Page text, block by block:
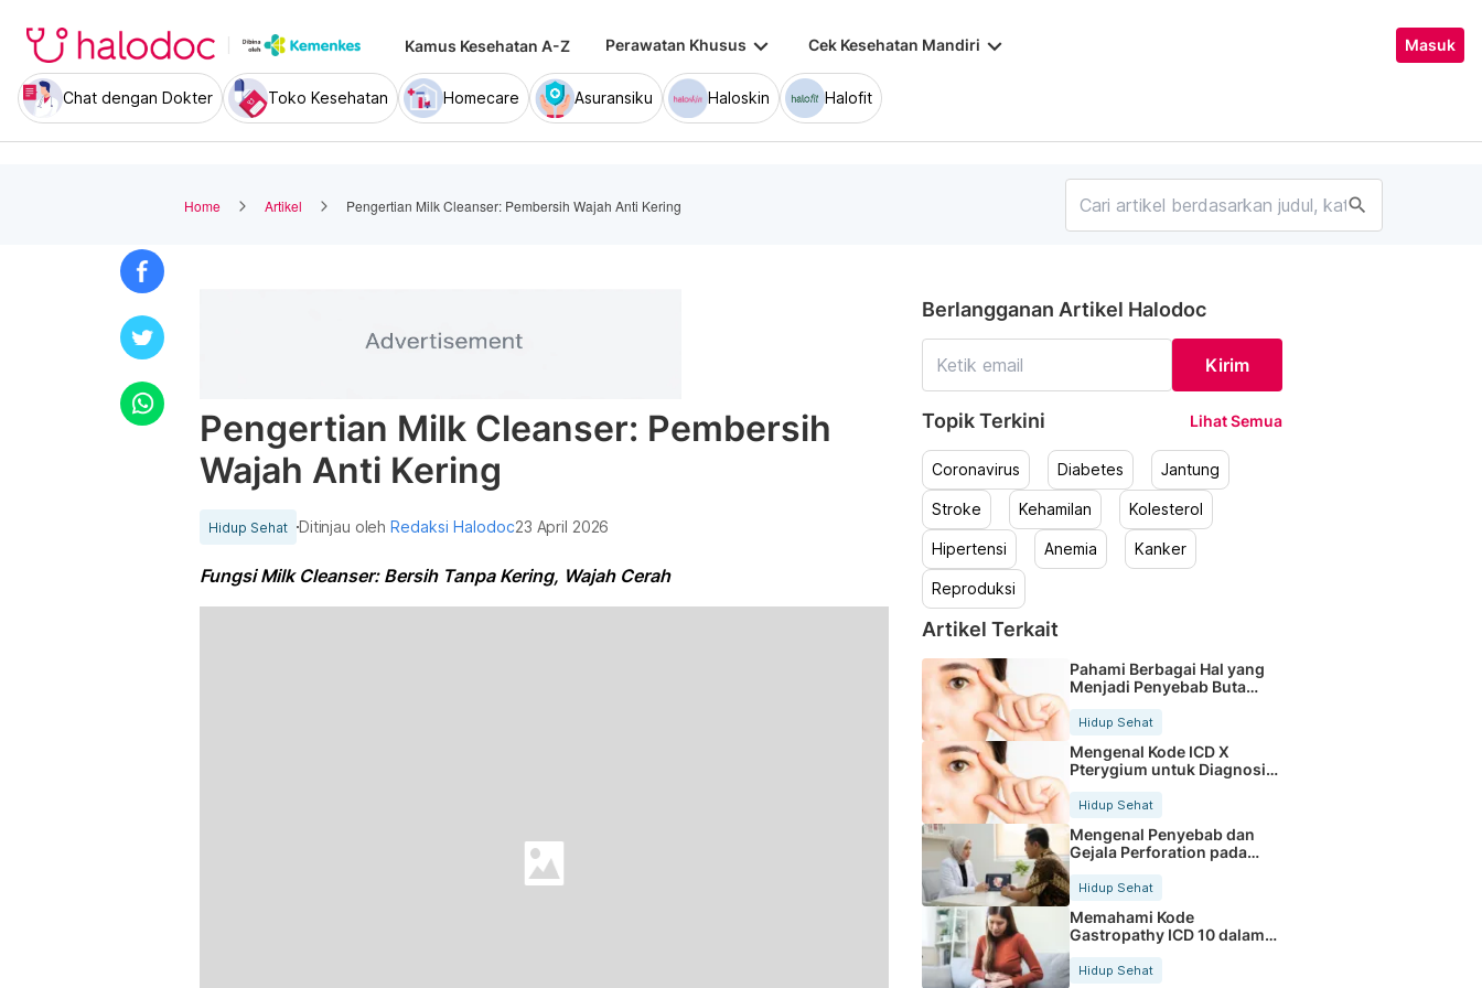
Kamus Kesehatan A-Z Perawatan Khusus keyboard_arrow_down Cek Kesehatan Mandiri keyboard_arrow_down Masuk
Chat dengan Dokter Toko Kesehatan Homecare Asuransiku Haloskin Halofit
Home Artikel Pengertian Milk Cleanser: Pembersih Wajah Anti Kering search
Pengertian Milk Cleanser: Pembersih
Wajah Anti Kering
Hidup Sehat Ditinjau olehRedaksi Halodoc23 April 2026
Fungsi Milk Cleanser: Bersih Tanpa Kering, Wajah Cerah
Berlangganan Artikel Halodoc
Kirim
Topik Terkini Lihat Semua
Coronavirus Diabetes Jantung
Stroke Kehamilan Kolesterol
Hipertensi Anemia Kanker
Reproduksi
Artikel Terkait
Pahami Berbagai Hal yang
Menjadi Penyebab Buta
Hidup Sehat
Mengenal Kode ICD X
Pterygium untuk Diagnosis
Hidup Sehat
Mengenal Penyebab dan
Gejala Perforation pada
Tubuh
Hidup Sehat
Memahami Kode
Gastropathy ICD 10 dalam
Rekam Medis Pasien
Hidup Sehat